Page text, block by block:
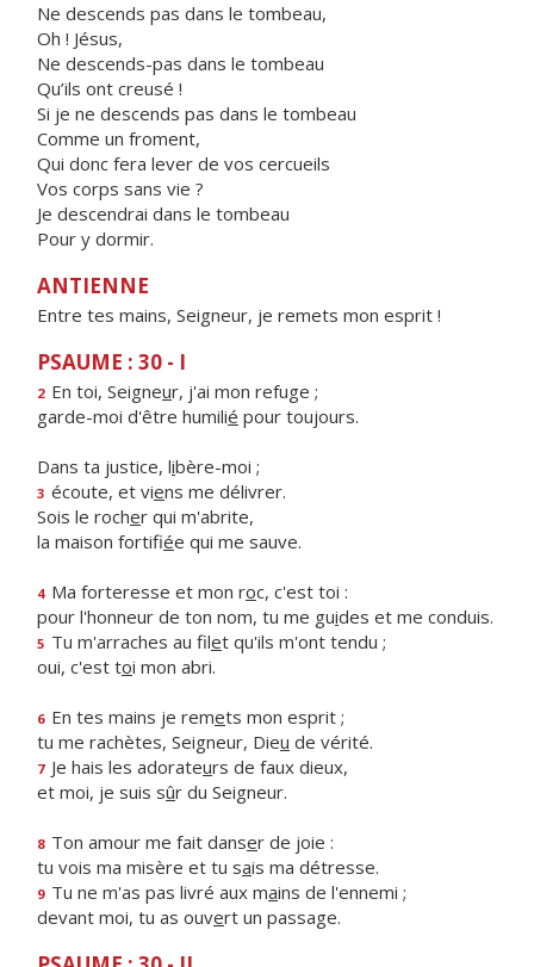
Ne descends pas dans le tombeau,
Oh ! Jésus,
Ne descends-pas dans le tombeau
Qu’ils ont creusé !
Si je ne descends pas dans le tombeau
Comme un froment,
Qui donc fera lever de vos cercueils
Vos corps sans vie ?
Je descendrai dans le tombeau
Pour y dormir.
ANTIENNE
Entre tes mains, Seigneur, je remets mon esprit !
PSAUME : 30 - I
2 En toi, Seigneur, j'ai mon refuge ;
garde-moi d'être humilié pour toujours.
Dans ta justice, libère-moi ;
3 écoute, et viens me délivrer.
Sois le rocher qui m'abrite,
la maison fortifiée qui me sauve.
4 Ma forteresse et mon roc, c'est toi :
pour l'honneur de ton nom, tu me guides et me conduis.
5 Tu m'arraches au filet qu'ils m'ont tendu ;
oui, c'est toi mon abri.
6 En tes mains je remets mon esprit ;
tu me rachètes, Seigneur, Dieu de vérité.
7 Je hais les adorateurs de faux dieux,
et moi, je suis sûr du Seigneur.
8 Ton amour me fait danser de joie :
tu vois ma misère et tu sais ma détresse.
9 Tu ne m'as pas livré aux mains de l'ennemi ;
devant moi, tu as ouvert un passage.